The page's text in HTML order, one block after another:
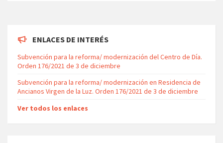
ENLACES DE INTERÉS
Subvención para la reforma/ modernización del Centro de Día.
Orden 176/2021 de 3 de diciembre
Subvención para la reforma/ modernización en Residencia de
Ancianos Virgen de la Luz. Orden 176/2021 de 3 de diciembre
Ver todos los enlaces